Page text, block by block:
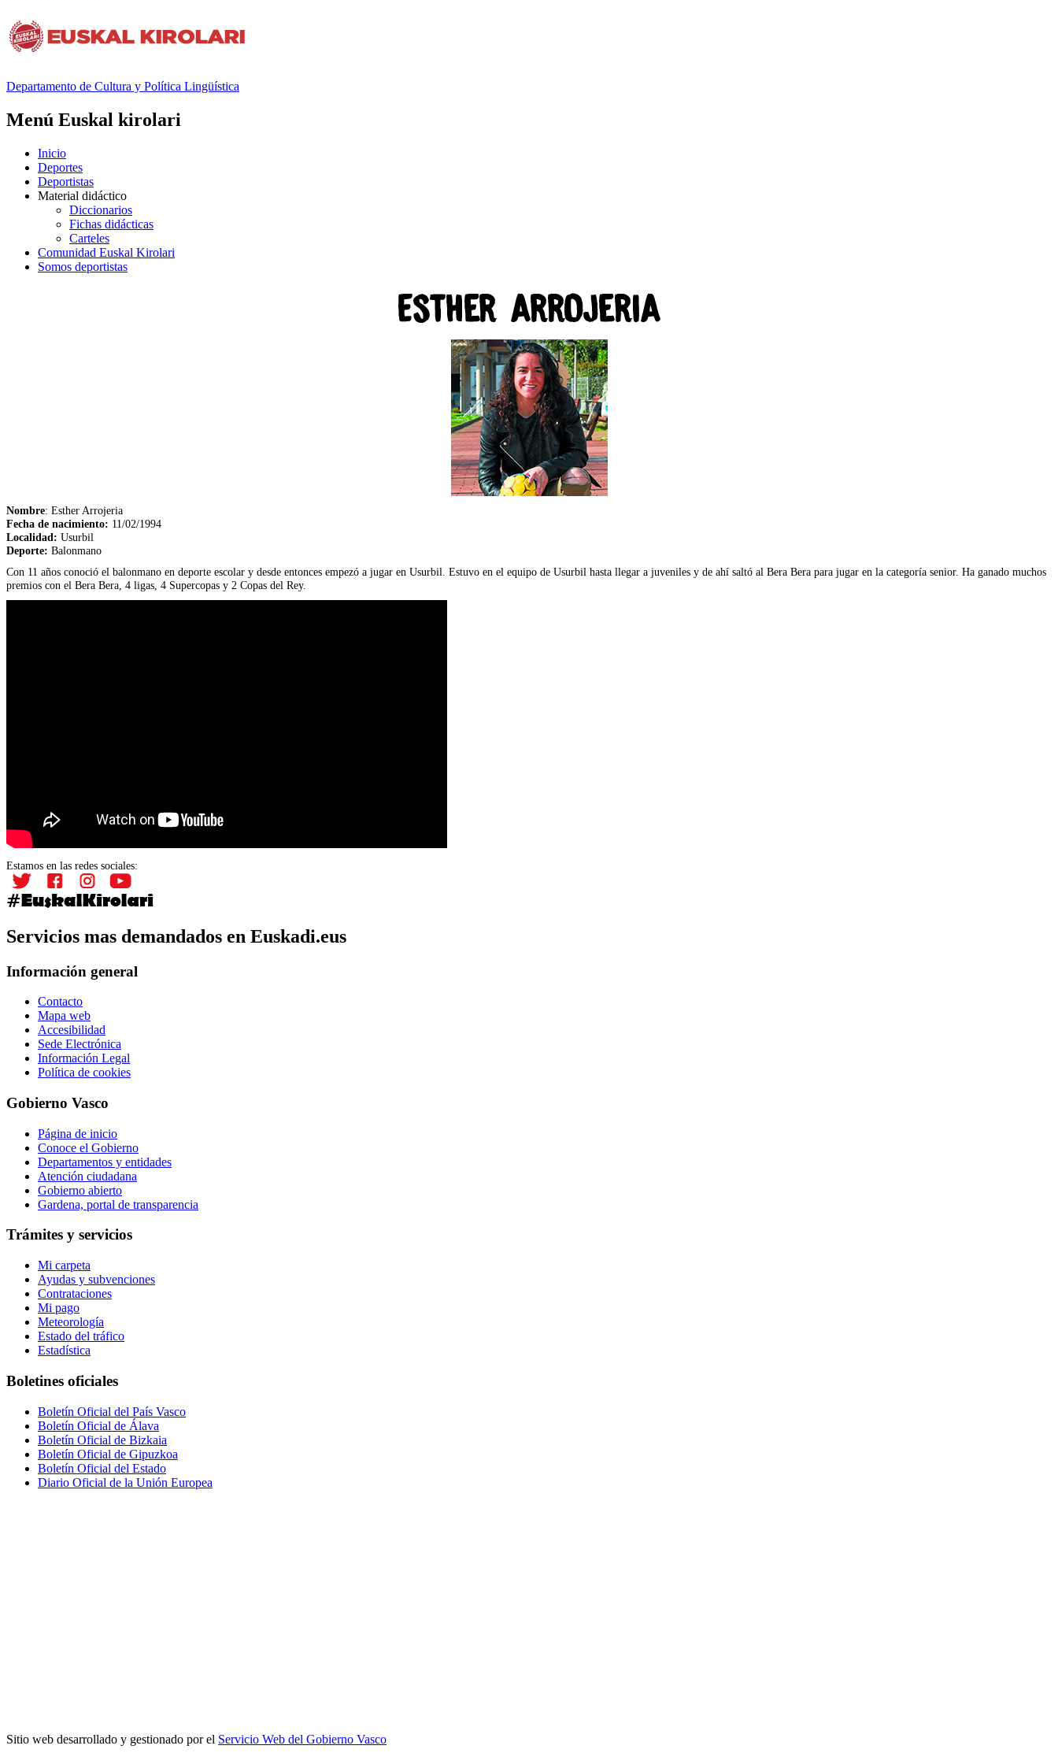
Departamento de Cultura y Política Lingüística
Menú Euskal kirolari
Inicio
Deportes
Deportistas
Material didáctico
Diccionarios
Fichas didácticas
Carteles
Comunidad Euskal Kirolari
Somos deportistas
Nombre: Esther Arrojeria
Fecha de nacimiento: 11/02/1994
Localidad: Usurbil
Deporte: Balonmano
Con 11 años conoció el balonmano en deporte escolar y desde entonces empezó a jugar en Usurbil. Estuvo en el equipo de Usurbil hasta llegar a juveniles y de ahí saltó al Bera Bera para jugar en la categoría senior. Ha ganado muchos
premios con el Bera Bera, 4 ligas, 4 Supercopas y 2 Copas del Rey.
Estamos en las redes sociales:
Servicios mas demandados en Euskadi.eus
Información general
Contacto
Mapa web
Accesibilidad
Sede Electrónica
Información Legal
Política de cookies
Gobierno Vasco
Página de inicio
Conoce el Gobierno
Departamentos y entidades
Atención ciudadana
Gobierno abierto
Gardena, portal de transparencia
Trámites y servicios
Mi carpeta
Ayudas y subvenciones
Contrataciones
Mi pago
Meteorología
Estado del tráfico
Estadística
Boletines oficiales
Boletín Oficial del País Vasco
Boletín Oficial de Álava
Boletín Oficial de Bizkaia
Boletín Oficial de Gipuzkoa
Boletín Oficial del Estado
Diario Oficial de la Unión Europea
Sitio web desarrollado y gestionado por el Servicio Web del Gobierno Vasco